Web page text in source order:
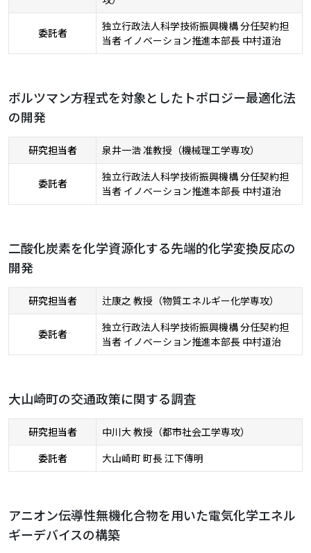
委託者
独立行政法人科学技術振興機構 分任契約担
当者 イノベーション推進本部長 中村道治
ボルツマン方程式を対象としたトポロジー最適化法
の開発
研究担当者 泉井一浩 准教授（機械理工学専攻）
委託者
独立行政法人科学技術振興機構 分任契約担
当者 イノベーション推進本部長 中村道治
二酸化炭素を化学資源化する先端的化学変換反応の
開発
研究担当者 辻康之 教授（物質エネルギー化学専攻）
委託者
独立行政法人科学技術振興機構 分任契約担
当者 イノベーション推進本部長 中村道治
大山崎町の交通政策に関する調査
研究担当者
中川大 教授（都市社会工学専攻）
委託者
大山崎町 町長 江下傳明
アニオン伝導性無機化合物を用いた電気化学エネル
ギーデバイスの構築